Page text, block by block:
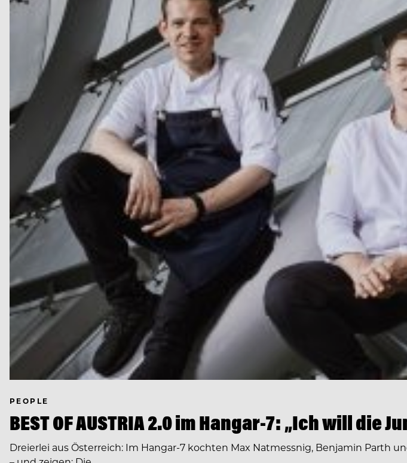
PEOPLE
BEST OF AUSTRIA 2.0 im Hangar-7: „Ich will die
Dreierlei aus Österreich: Im Hangar-7 kochten Max Natmessnig, Benjamin Parth